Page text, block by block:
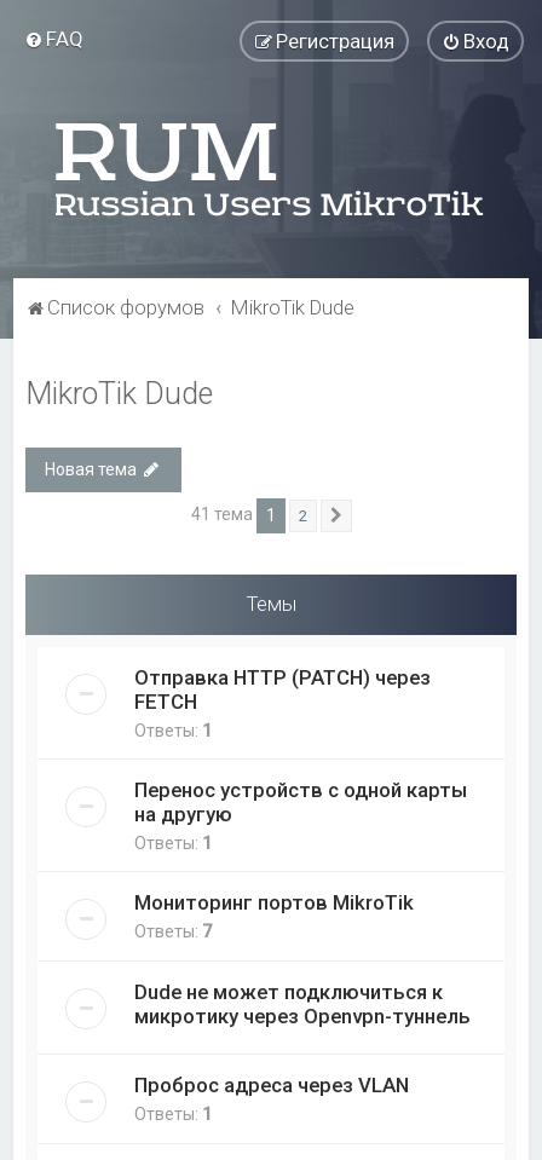
FAQ Вход
Регистрация
Список форумов MikroTik Dude
MikroTik Dude
Новая тема
41 тема 1 2
Темы
Отправка HTTP (PATCH) через
FETCH
Ответы: 1
Перенос устройств с одной карты
на другую
Ответы: 1
Мониторинг портов MikroTik
Ответы: 7
Dude не может подключиться к
микротику через Openvpn-туннель
Проброс адреса через VLAN
Ответы: 1